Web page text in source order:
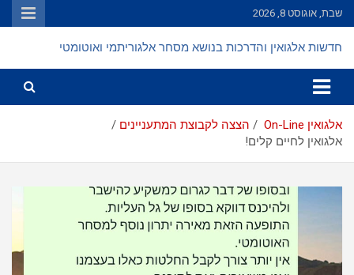
Skip
to
שבת, אוגוסט 8, 2026
חדשות אלגואין והדרכות בנושא מסחר אלגוריתמי ואוטומטי
אלגואין On-Line
הצצה לקבוצת המתעניינים
אלגואין לחיים קלים!